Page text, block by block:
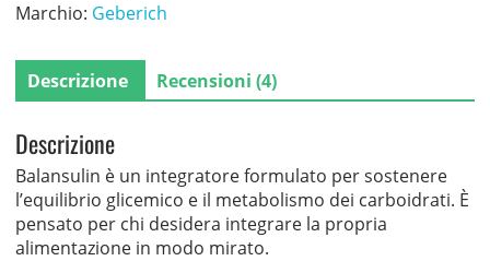
Marchio: Geberich
Descrizione Recensioni (4)
Descrizione
Balansulin è un integratore formulato per sostenere
l’equilibrio glicemico e il metabolismo dei carboidrati. È
pensato per chi desidera integrare la propria
alimentazione in modo mirato.